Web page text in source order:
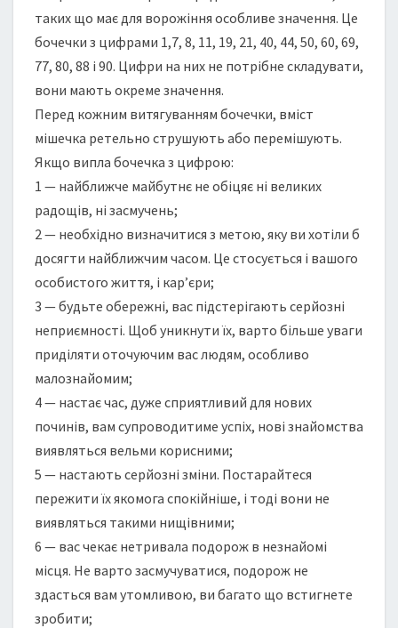
таких що має для ворожіння особливе значення. Це
бочечки з цифрами 1,7, 8, 11, 19, 21, 40, 44, 50, 60, 69,
77, 80, 88 і 90. Цифри на них не потрібне складувати,
вони мають окреме значення.
Перед кожним витягуванням бочечки, вміст
мішечка ретельно струшують або перемішують.
Якщо випла бочечка з цифрою:
1 — найближче майбутнє не обіцяє ні великих
радощів, ні засмучень;
2 — необхідно визначитися з метою, яку ви хотіли б
досягти найближчим часом. Це стосується і вашого
особистого життя, і кар’єри;
3 — будьте обережні, вас підстерігають серйозні
неприємності. Щоб уникнути їх, варто більше уваги
приділяти оточуючим вас людям, особливо
малознайомим;
4 — настає час, дуже сприятливий для нових
починів, вам супроводитиме успіх, нові знайомства
виявляться вельми корисними;
5 — настають серйозні зміни. Постарайтеся
пережити їх якомога спокійніше, і тоді вони не
виявляться такими нищівними;
6 — вас чекає нетривала подорож в незнайомі
місця. Не варто засмучуватися, подорож не
здасться вам утомливою, ви багато що встигнете
зробити;